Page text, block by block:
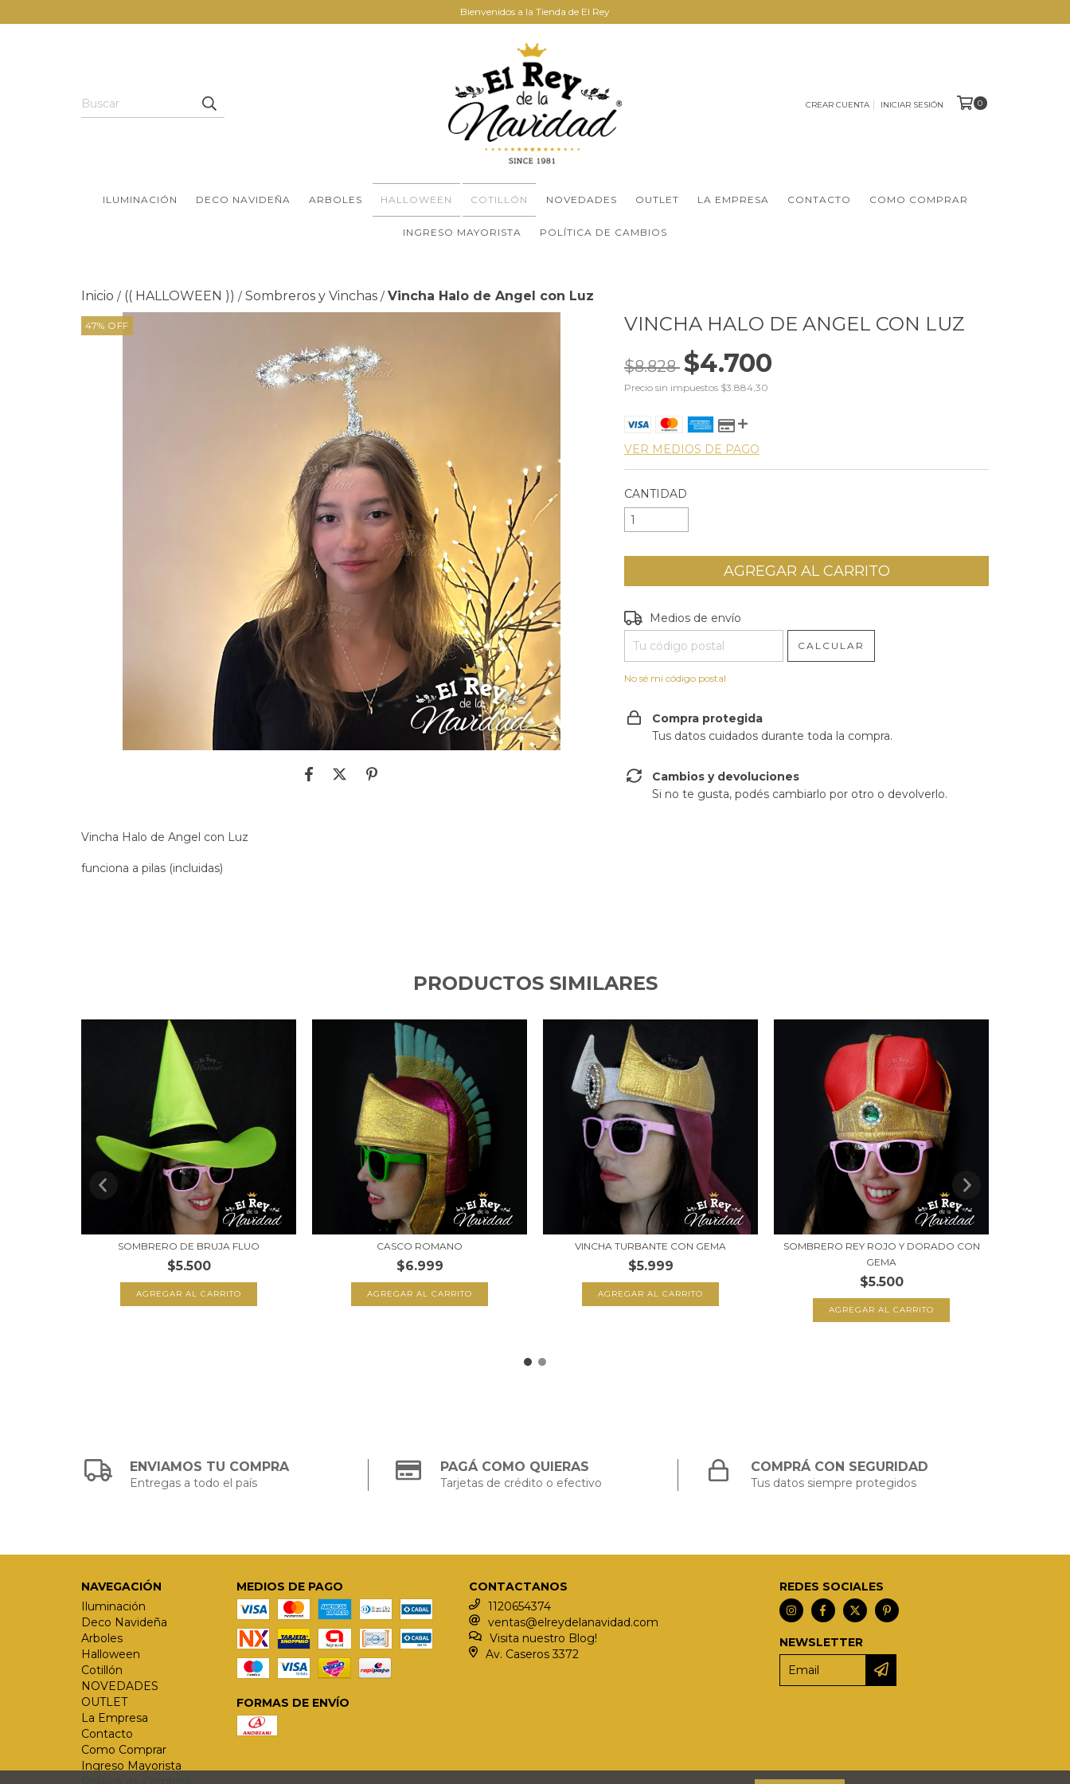
Bienvenidos a la Tienda de El Rey
CREAR CUENTA INICIAR SESIÓN 0
ILUMINACIÓN DECO NAVIDEÑA ARBOLES HALLOWEEN COTILLÓN NOVEDADES OUTLET LA EMPRESA CONTACTO COMO COMPRAR
INGRESO MAYORISTA POLÍTICA DE CAMBIOS
Inicio / (( HALLOWEEN )) / Sombreros y Vinchas / Vincha Halo de Angel con Luz
47% OFF
Vincha Halo de Angel con Luz
funciona a pilas (incluidas)
VINCHA HALO DE ANGEL CON LUZ
$8.828 $4.700
Precio sin impuestos $3.884,30
VER MEDIOS DE PAGO
CANTIDAD
Entregas para el CP:
Medios de envío
CALCULAR
No sé mi código postal
Compra protegida
Tus datos cuidados durante toda la compra.
Cambios y devoluciones
Si no te gusta, podés cambiarlo por otro o devolverlo.
PRODUCTOS SIMILARES
SOMBRERO DE BRUJA FLUO
$5.500
CASCO ROMANO
$6.999
VINCHA TURBANTE CON GEMA
$5.999
SOMBRERO REY ROJO Y DORADO CON
GEMA
$5.500
ENVIAMOS TU COMPRA
Entregas a todo el país
PAGÁ COMO QUIERAS
Tarjetas de crédito o efectivo
COMPRÁ CON SEGURIDAD
Tus datos siempre protegidos
NAVEGACIÓN
Iluminación
Deco Navideña
Arboles
Halloween
Cotillón
NOVEDADES
OUTLET
La Empresa
Contacto
Como Comprar
Ingreso Mayorista
MEDIOS DE PAGO
FORMAS DE ENVÍO
CONTACTANOS
1120654374
ventas@elreydelanavidad.com
Visita nuestro Blog!
Av. Caseros 3372
REDES SOCIALES
NEWSLETTER